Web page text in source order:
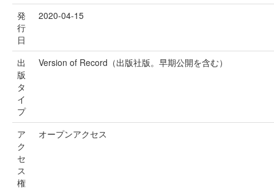
発
行
日
2020-04-15
出
版
タ
イ
プ
Version of Record（出版社版。早期公開を含む）
ア
ク
セ
ス
権
オープンアクセス